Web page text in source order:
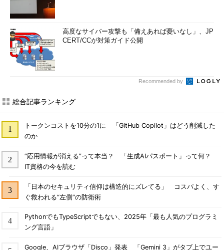
高度なサイバー攻撃も「備えあれば憂いなし」、JP
CERT/CCが対策ガイド公開
Recommended by
総合記事ランキング
トークンコストを10分の1に 「GitHub Copilot」はどう削減した
のか
“応用情報が消える”って本当？ 「生成AIパスポート」って何？
IT資格の今を読む
「日本のセキュリティ信仰は構造的にズレてる」 コスパよく、す
ぐ救われる“左側”の防衛術
PythonでもTypeScriptでもない、2025年「最も人気のプログラミ
ング言語」
Google、AIブラウザ「Disco」発表 「Gemini 3」がタブ上でユー